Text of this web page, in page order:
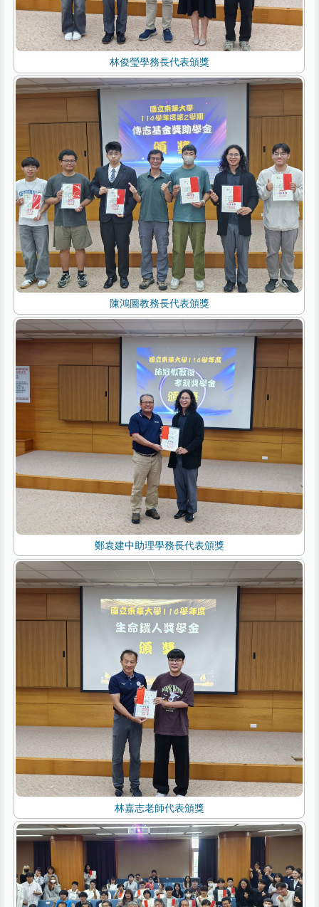
林俊瑩學務長代表頒獎
陳鴻圖教務長代表頒獎
鄭袁建中助理學務長代表頒獎
林嘉志老師代表頒獎